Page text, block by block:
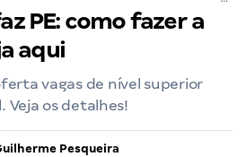
PE: como fazer a
aqui
vagas de nível superior
Veja os detalhes!
Pesqueira